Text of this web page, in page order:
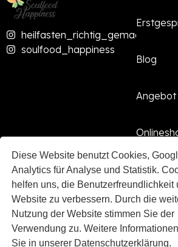
Diese Website benutzt Cookies,
Analytics für Analyse und Statistik.
helfen uns, die Benutzerfreundlichkeit
Website zu verbessern. Durch die
Nutzung der Website stimmen Sie der
Verwendung zu. Weitere
Sie in unserer Datenschutzerklärung.
heilfasten_richtig_gemacht
soulfood_happiness
Blog
Angebot
Presse
FAQ